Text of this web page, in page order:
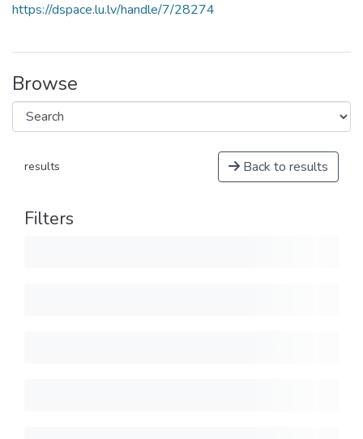
https://dspace.lu.lv/handle/7/28274
Browse
results Back to results
Filters